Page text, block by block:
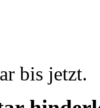
bis jetzt.